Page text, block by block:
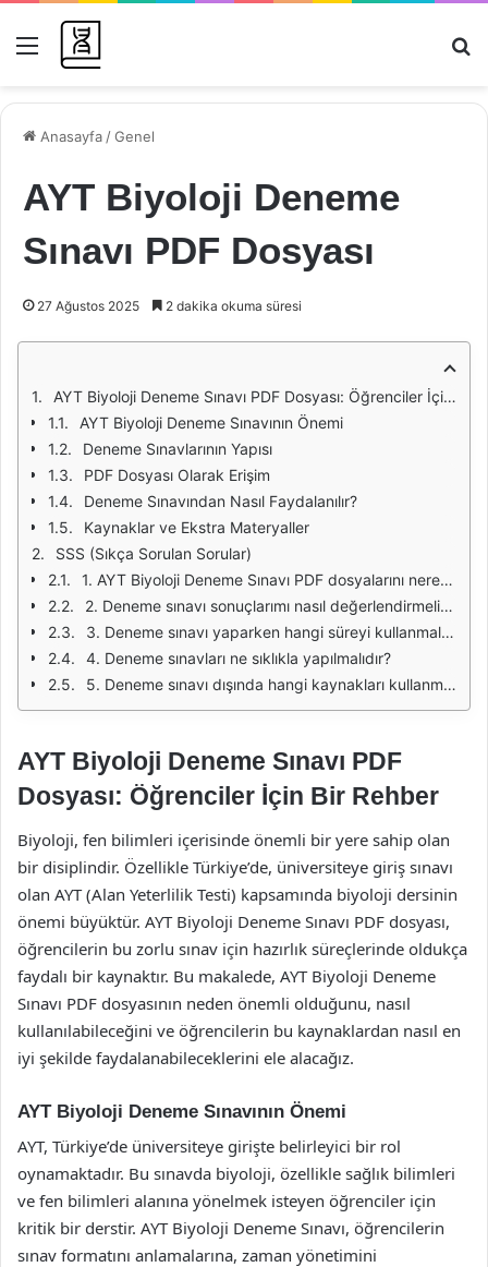
Menü
Anasayfa /Genel
AYT Biyoloji Deneme
Sınavı PDF Dosyası
27 Ağustos 2025 2 dakika okuma süresi
AYT Biyoloji Deneme Sınavı PDF Dosyası: Öğrenciler İçin Bir Rehber
AYT Biyoloji Deneme Sınavının Önemi
Deneme Sınavlarının Yapısı
PDF Dosyası Olarak Erişim
Deneme Sınavından Nasıl Faydalanılır?
Kaynaklar ve Ekstra Materyaller
SSS (Sıkça Sorulan Sorular)
1. AYT Biyoloji Deneme Sınavı PDF dosyalarını nereden bulabilirim?
2. Deneme sınavı sonuçlarımı nasıl değerlendirmeliyim?
3. Deneme sınavı yaparken hangi süreyi kullanmalıyım?
4. Deneme sınavları ne sıklıkla yapılmalıdır?
5. Deneme sınavı dışında hangi kaynakları kullanmalıyım?
AYT Biyoloji Deneme Sınavı PDF
Dosyası: Öğrenciler İçin Bir Rehber
Biyoloji, fen bilimleri içerisinde önemli bir yere sahip olan
bir disiplindir. Özellikle Türkiye’de, üniversiteye giriş sınavı
olan AYT (Alan Yeterlilik Testi) kapsamında biyoloji dersinin
önemi büyüktür. AYT Biyoloji Deneme Sınavı PDF dosyası,
öğrencilerin bu zorlu sınav için hazırlık süreçlerinde oldukça
faydalı bir kaynaktır. Bu makalede, AYT Biyoloji Deneme
Sınavı PDF dosyasının neden önemli olduğunu, nasıl
kullanılabileceğini ve öğrencilerin bu kaynaklardan nasıl en
iyi şekilde faydalanabileceklerini ele alacağız.
AYT Biyoloji Deneme Sınavının Önemi
AYT, Türkiye’de üniversiteye girişte belirleyici bir rol
oynamaktadır. Bu sınavda biyoloji, özellikle sağlık bilimleri
ve fen bilimleri alanına yönelmek isteyen öğrenciler için
kritik bir derstir. AYT Biyoloji Deneme Sınavı, öğrencilerin
sınav formatını anlamalarına, zaman yönetimini